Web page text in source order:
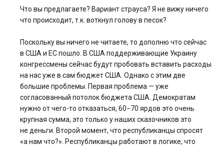
Что вы предлагаете? Вариант страуса? Я не вижу ничего
что происходит, т.к. воткнул голову в песок?
Поскольку вы ничего не читаете, то дополню что сейчас
в США и ЕС пошло. В США поддерживающие Украину
конгрессмены сейчас будут пробовать вставить расходы
на нас уже в сам бюджет США. Однако с этим две
большие проблемы. Первая проблема — уже
согласованный потолок бюджета США. Демократам
нужно от чего-то отказаться, 60−70 ярдов это очень
крупная сумма, это только у наших сказочников это
не деньги. Второй момент, что республиканцы спросят
«а нам что?». Республиканцы работают в логике, что